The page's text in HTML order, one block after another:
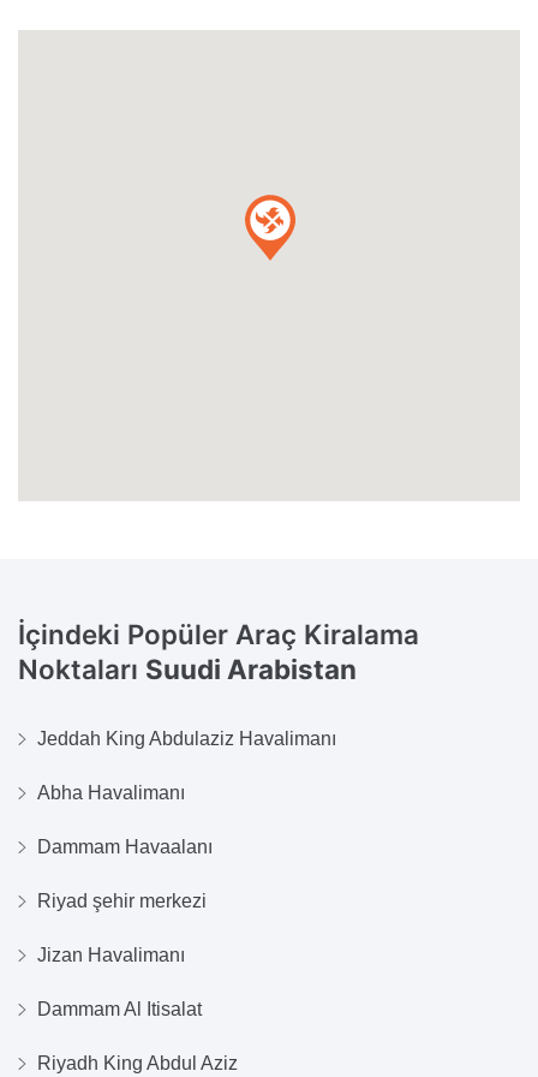
İçindeki Popüler Araç Kiralama
Noktaları Suudi Arabistan
Jeddah King Abdulaziz Havalimanı
Abha Havalimanı
Dammam Havaalanı
Riyad şehir merkezi
Jizan Havalimanı
Dammam Al Itisalat
Riyadh King Abdul Aziz